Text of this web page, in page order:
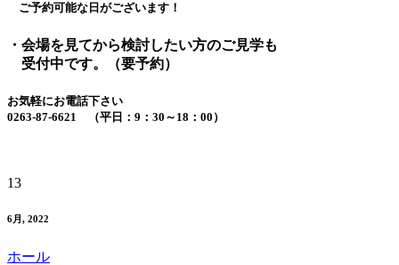
ご予約可能な日がございます！
・会場を見てから検討したい方のご見学も
受付中です。（要予約）
お気軽にお電話下さい
0263-87-6621 （平日：9：30～18：00）
13
6月, 2022
ホール